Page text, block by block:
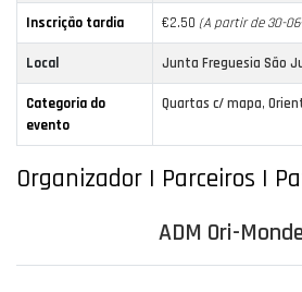
Inscrição tardia €2.50 (A partir de 30-
Local Junta Freguesia São
Categoria do
evento
Quartas c/ mapa,
Organizador | Parceiros |
ADM Ori-